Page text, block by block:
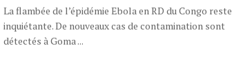
La flambée de l’épidémie Ebola en RD du Congo reste
inquiétante. De nouveaux cas de contamination sont
détectés à Goma ...